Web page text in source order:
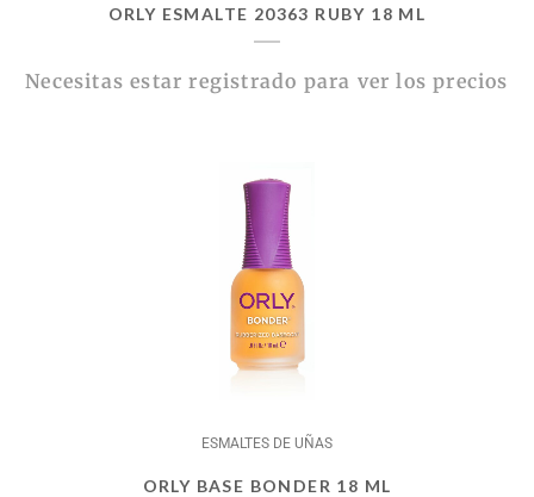
ORLY ESMALTE 20363 RUBY 18 ML
Necesitas estar registrado para ver los precios
ESMALTES DE UÑAS
ORLY BASE BONDER 18 ML